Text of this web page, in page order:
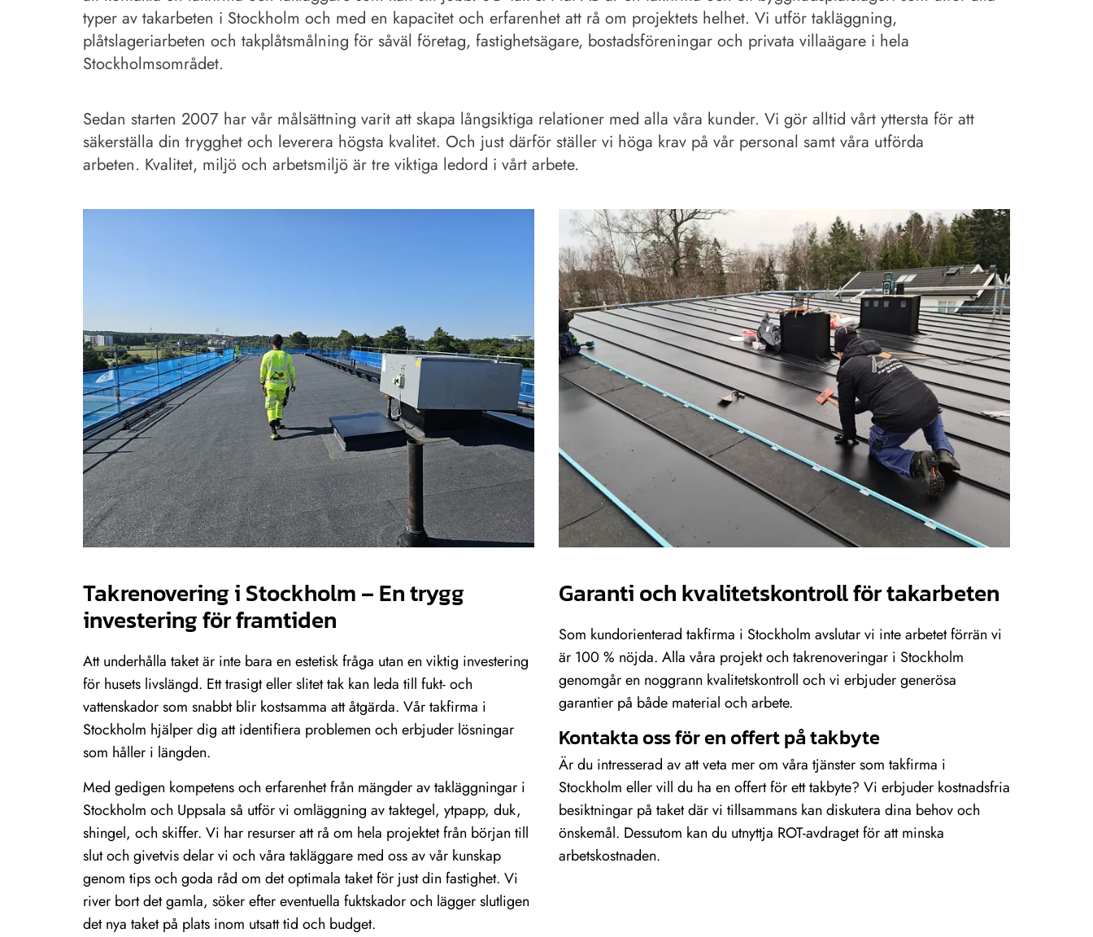
typer av takarbeten i Stockholm och med en kapacitet och erfarenhet att rå om projektets helhet. Vi utför takläggning,
plåtslageriarbeten och takplåtsmålning för såväl företag, fastighetsägare, bostadsföreningar och privata villaägare i hela
Stockholmsområdet.
Sedan starten 2007 har vår målsättning varit att skapa långsiktiga relationer med alla våra kunder. Vi gör alltid vårt yttersta för att
säkerställa din trygghet och leverera högsta kvalitet. Och just därför ställer vi höga krav på vår personal samt våra utförda
arbeten. Kvalitet, miljö och arbetsmiljö är tre viktiga ledord i vårt arbete.
Takrenovering i Stockholm – En trygg
investering för framtiden
Att underhålla taket är inte bara en estetisk fråga utan en viktig investering
för husets livslängd. Ett trasigt eller slitet tak kan leda till fukt- och
vattenskador som snabbt blir kostsamma att åtgärda. Vår takfirma i
Stockholm hjälper dig att identifiera problemen och erbjuder lösningar
som håller i längden.
Med gedigen kompetens och erfarenhet från mängder av takläggningar i
Stockholm och Uppsala så utför vi omläggning av taktegel, ytpapp, duk,
shingel, och skiffer. Vi har resurser att rå om hela projektet från början till
slut och givetvis delar vi och våra takläggare med oss av vår kunskap
genom tips och goda råd om det optimala taket för just din fastighet. Vi
river bort det gamla, söker efter eventuella fuktskador och lägger slutligen
det nya taket på plats inom utsatt tid och budget.
Garanti och kvalitetskontroll för takarbeten
Som kundorienterad takfirma i Stockholm avslutar vi inte arbetet förrän vi
är 100 % nöjda. Alla våra projekt och takrenoveringar i Stockholm
genomgår en noggrann kvalitetskontroll och vi erbjuder generösa
garantier på både material och arbete.
Kontakta oss för en offert på takbyte
Är du intresserad av att veta mer om våra tjänster som takfirma i
Stockholm eller vill du ha en offert för ett takbyte? Vi erbjuder kostnadsfria
besiktningar på taket där vi tillsammans kan diskutera dina behov och
önskemål. Dessutom kan du utnyttja ROT-avdraget för att minska
arbetskostnaden.